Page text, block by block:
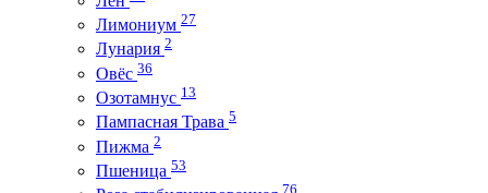
Лимониум 27
Лунария 2
Овёс 36
Озотамнус 13
Пампасная Трава 5
Пижма 2
Пшеница 53
76